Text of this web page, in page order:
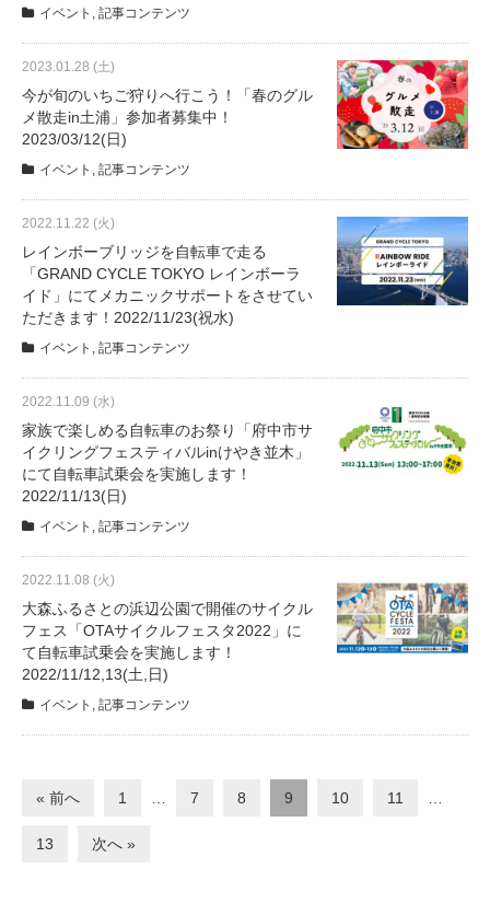
イベント 記事コンテンツ
2023.01.28 (土)
今が旬のいちご狩りへ行こう！「春のグル
メ散走in土浦」参加者募集中！
2023/03/12(日)
イベント 記事コンテンツ
2022.11.22 (火)
レインボーブリッジを自転車で走る
「GRAND CYCLE TOKYO レインボーラ
イド」にてメカニックサポートをさせてい
ただきます！2022/11/23(祝水)
イベント 記事コンテンツ
2022.11.09 (水)
家族で楽しめる自転車のお祭り「府中市サ
イクリングフェスティバルinけやき並木」
にて自転車試乗会を実施します！
2022/11/13(日)
イベント 記事コンテンツ
2022.11.08 (火)
大森ふるさとの浜辺公園で開催のサイクル
フェス「OTAサイクルフェスタ2022」に
て自転車試乗会を実施します！
2022/11/12,13(土,日)
イベント 記事コンテンツ
« 前へ 1 7 8 9 10 11
13 次へ »